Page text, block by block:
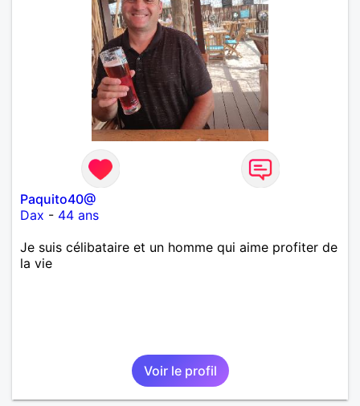
Paquito40@
Dax - 44 ans
Je suis célibataire et un homme qui aime profiter de
la vie
Voir le profil